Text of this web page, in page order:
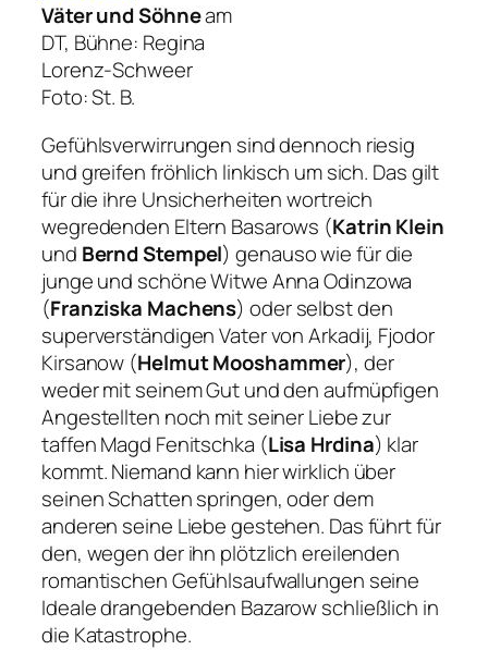
Väter und Söhneam
DT, Bühne: Regina
Lorenz-Schweer
Foto: St. B.
Gefühlsverwirrungen sind dennoch riesig
und greifen fröhlich linkisch um sich. Das gilt
für die ihre Unsicherheiten wortreich
wegredenden Eltern Basarows (Katrin Klein
und Bernd Stempel) genauso wie für die
junge und schöne Witwe Anna Odinzowa
(Franziska Machens) oder selbst den
superverständigen Vater von Arkadij, Fjodor
Kirsanow (Helmut Mooshammer), der
weder mit seinem Gut und den aufmüpfigen
Angestellten noch mit seiner Liebe zur
taffen Magd Fenitschka (Lisa Hrdina) klar
kommt. Niemand kann hier wirklich über
seinen Schatten springen, oder dem
anderen seine Liebe gestehen. Das führt für
den, wegen der ihn plötzlich ereilenden
romantischen Gefühlsaufwallungen seine
Ideale drangebenden Bazarow schließlich in
die Katastrophe.